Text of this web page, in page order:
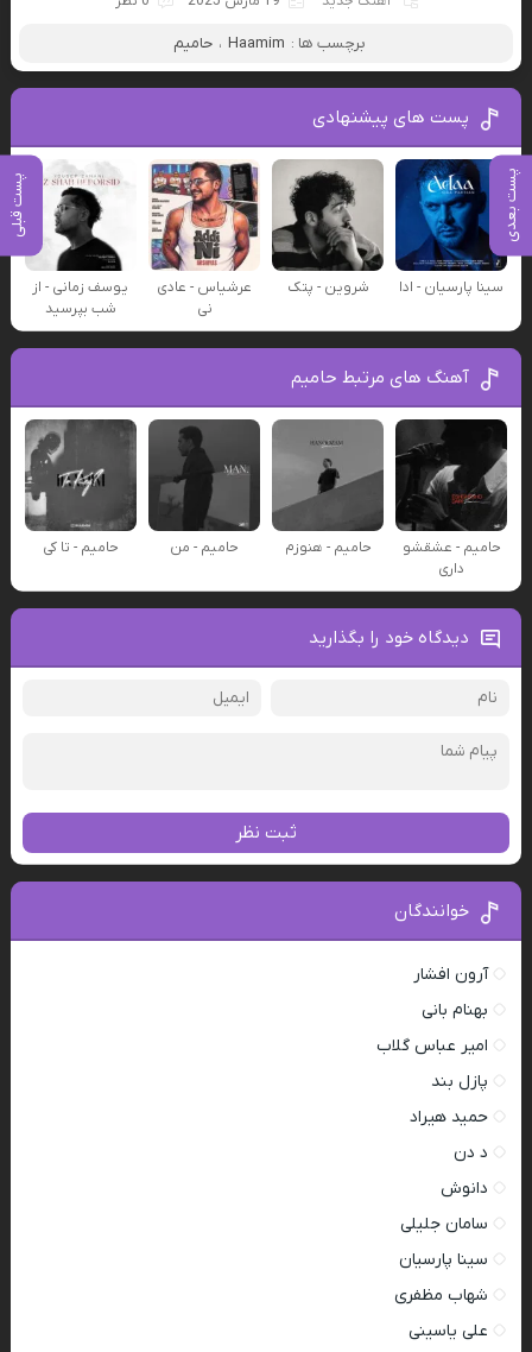
پست بعدی پست قبلی
برچسب ها : Haamim ، حامیم
پست های پیشنهادی
سینا پارسیان - ادا شروین - پتک
عرشیاس - عادی
نی
یوسف زمانی - از
شب بپرسید
آهنگ های مرتبط حامیم
حامیم - عشقشو
داری
حامیم - هنوزم حامیم - من حامیم - تا کی
دیدگاه خود را بگذارید
ثبت نظر
خوانندگان
آرون افشار
بهنام بانی
امیر عباس گلاب
پازل بند
حمید هیراد
د دن
دانوش
سامان جلیلی
سینا پارسیان
شهاب مظفری
علی یاسینی